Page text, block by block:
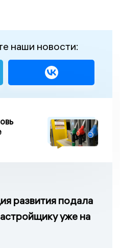
наши новости:
развития подала
уже на